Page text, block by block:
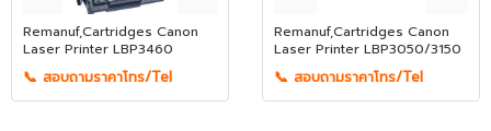
Remanuf,Cartridges Canon
Laser Printer LBP3460
📞 สอบถามราคาโทร/Tel
Remanuf,Cartridges Canon
Laser Printer LBP3050/3150
📞 สอบถามราคาโทร/Tel